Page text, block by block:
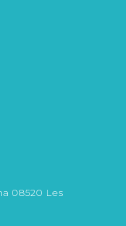
08520 Les